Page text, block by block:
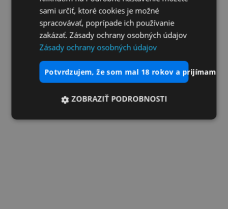
sami určiť, ktoré cookies je možné
spracovávať, poprípade ich používanie
zakázať. Zásady ochrany osobných údajov
Zásady ochrany osobných údajov
potvrdzujem, že som mal 18 rokov a prijímam
ZOBRAZIŤ PODROBNOSTI